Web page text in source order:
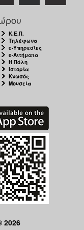
Κ.Ε.Π.
Τηλέφωνα
e-Υπηρεσίες
e-Αιτήματα
Η Πόλη
Ιστορία
Κνωσός
Μουσεία
2026